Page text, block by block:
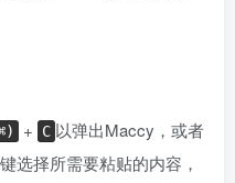
+ C 以弹出Maccy，或者
选择所需要粘贴的内容，